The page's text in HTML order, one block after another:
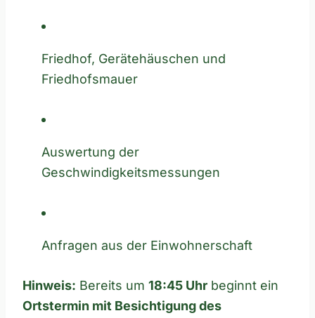
Friedhof, Gerätehäuschen und
Friedhofsmauer
Auswertung der
Geschwindigkeitsmessungen
Anfragen aus der Einwohnerschaft
Hinweis: Bereits um 18:45 Uhr beginnt ein
Ortstermin mit Besichtigung des